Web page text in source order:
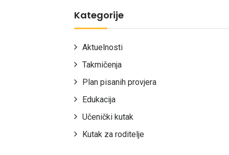
Kategorije
Aktuelnosti
Takmičenja
Plan pisanih provjera
Edukacija
Učenički kutak
Kutak za roditelje